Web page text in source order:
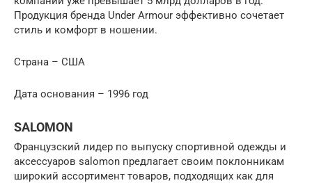
Продукция бренда Under Armour эффективно сочетает
стиль и комфорт в ношении.
Страна – США
Дата основания – 1996 год
SALOMON
Французский лидер по выпуску спортивной одежды и
аксессуаров salomon предлагает своим поклонникам
широкий ассортимент товаров, подходящих как для